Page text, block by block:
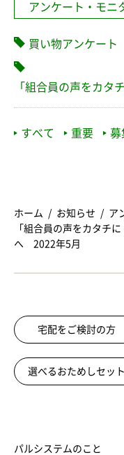
アンケート・モニ
買い物アンケート
「組合員の声をカタ
すべて 重要 募
ホーム お知らせ
ア
「組合員の声をカタチ
へ 2022年5月
宅配をご検討の方
選べるおためしセット
パルシステムのこと